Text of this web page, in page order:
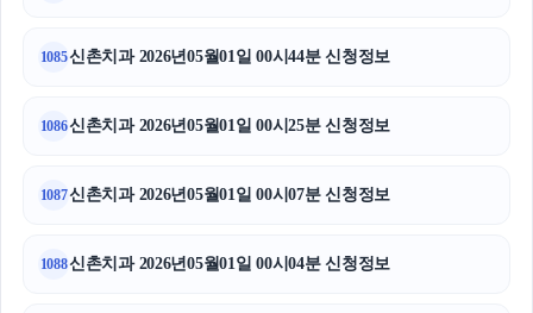
1085신촌치과 2026년05월01일 00시44분 신청정보
1086신촌치과 2026년05월01일 00시25분 신청정보
1087신촌치과 2026년05월01일 00시07분 신청정보
1088신촌치과 2026년05월01일 00시04분 신청정보